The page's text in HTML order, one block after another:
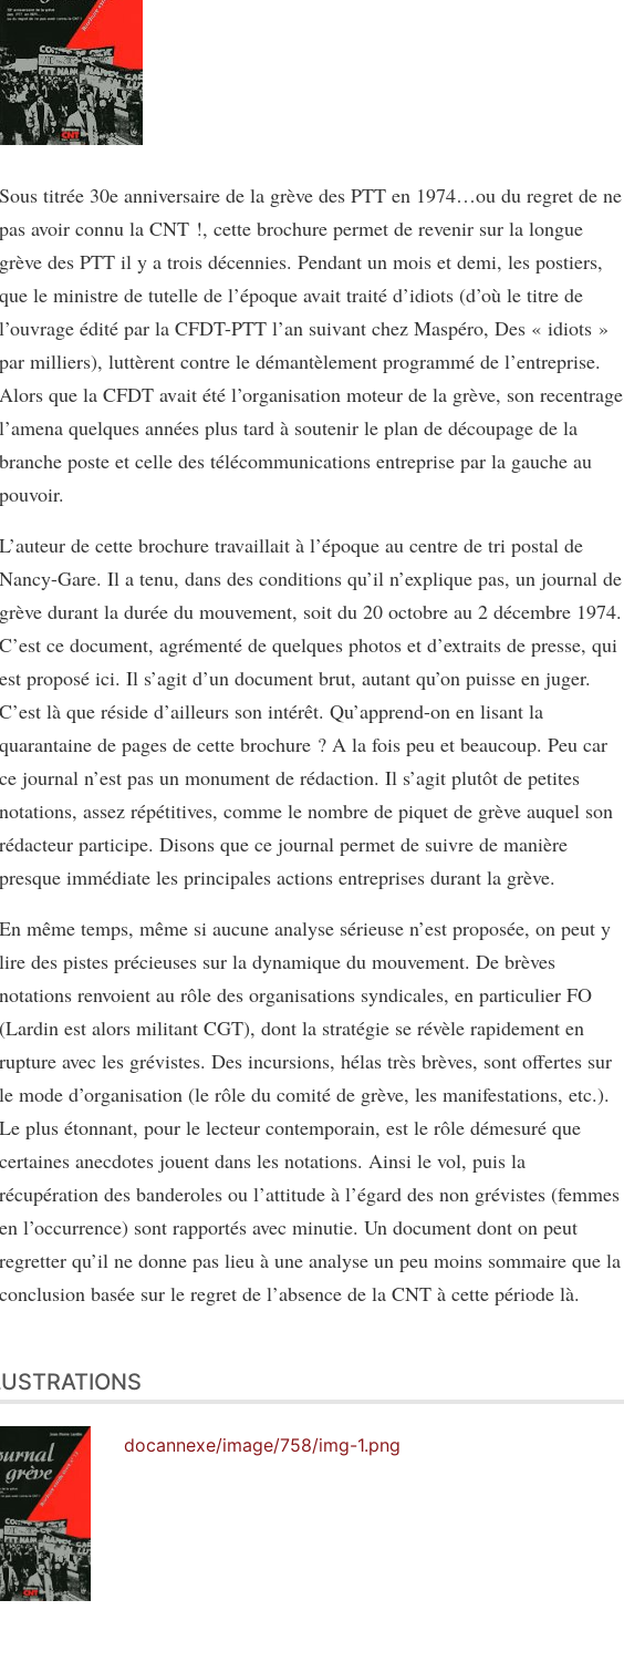
Sous titrée 30e anniversaire de la grève des PTT en 1974…ou du regret de ne
pas avoir connu la CNT !, cette brochure permet de revenir sur la longue
grève des PTT il y a trois décennies. Pendant un mois et demi, les postiers,
que le ministre de tutelle de l’époque avait traité d’idiots (d’où le titre de
l’ouvrage édité par la CFDT-PTT l’an suivant chez Maspéro, Des « idiots »
par milliers), luttèrent contre le démantèlement programmé de l’entreprise.
Alors que la CFDT avait été l’organisation moteur de la grève, son recentrage
l’amena quelques années plus tard à soutenir le plan de découpage de la
branche poste et celle des télécommunications entreprise par la gauche au
pouvoir.
L’auteur de cette brochure travaillait à l’époque au centre de tri postal de
Nancy-Gare. Il a tenu, dans des conditions qu’il n’explique pas, un journal de
grève durant la durée du mouvement, soit du 20 octobre au 2 décembre 1974.
C’est ce document, agrémenté de quelques photos et d’extraits de presse, qui
est proposé ici. Il s’agit d’un document brut, autant qu’on puisse en juger.
C’est là que réside d’ailleurs son intérêt. Qu’apprend-on en lisant la
quarantaine de pages de cette brochure ? A la fois peu et beaucoup. Peu car
ce journal n’est pas un monument de rédaction. Il s’agit plutôt de petites
notations, assez répétitives, comme le nombre de piquet de grève auquel son
rédacteur participe. Disons que ce journal permet de suivre de manière
presque immédiate les principales actions entreprises durant la grève.
En même temps, même si aucune analyse sérieuse n’est proposée, on peut y
lire des pistes précieuses sur la dynamique du mouvement. De brèves
notations renvoient au rôle des organisations syndicales, en particulier FO
(Lardin est alors militant CGT), dont la stratégie se révèle rapidement en
rupture avec les grévistes. Des incursions, hélas très brèves, sont offertes sur
le mode d’organisation (le rôle du comité de grève, les manifestations, etc.).
Le plus étonnant, pour le lecteur contemporain, est le rôle démesuré que
certaines anecdotes jouent dans les notations. Ainsi le vol, puis la
récupération des banderoles ou l’attitude à l’égard des non grévistes (femmes
en l’occurrence) sont rapportés avec minutie. Un document dont on peut
regretter qu’il ne donne pas lieu à une analyse un peu moins sommaire que la
conclusion basée sur le regret de l’absence de la CNT à cette période là.
docannexe/image/758/img-1.png